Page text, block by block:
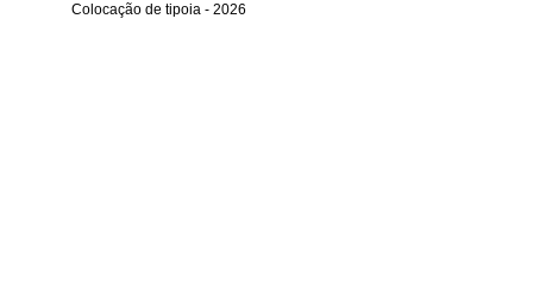
Colocação de tipoia - 2026